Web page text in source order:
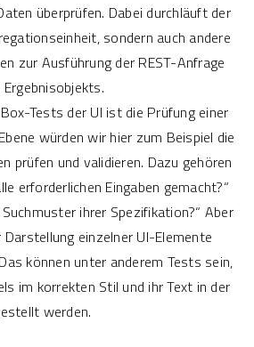
überprüfen. Dabei durchläuft der
sondern auch andere
zur Ausführung der REST-Anfrage
Tests der UI ist die Prüfung einer
würden wir hier zum Beispiel die
prüfen und validieren. Dazu gehören
erforderlichen Eingaben gemacht?“
ihrer Spezifikation?“ Aber
Darstellung einzelner UI-Elemente
können unter anderem Tests sein,
im korrekten Stil und ihr Text in der
werden.